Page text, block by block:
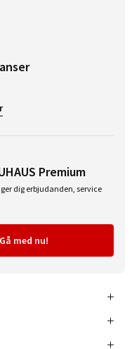
Premium
dig erbjudanden, service
Gå med nu!